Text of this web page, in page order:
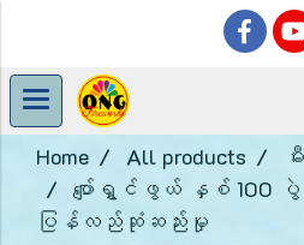
Home All products
ပျော်ရွှင်ဖွယ် နှစ် 100
ပြန်လည်ဆုံဆည်းမှု